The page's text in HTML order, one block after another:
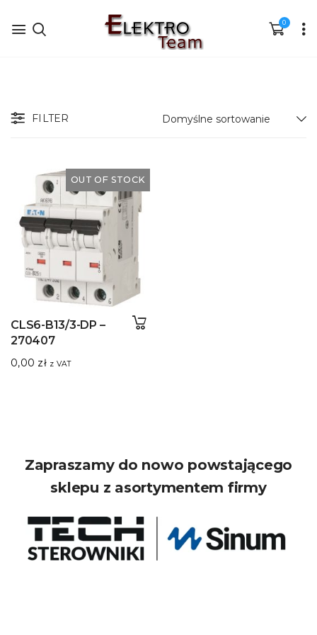
0
FILTER
OUT OF STOCK
CLS6-B13/3-DP –
270407
0,00 zł z VAT
Zapraszamy do nowo powstającego
sklepu z asortymentem firmy